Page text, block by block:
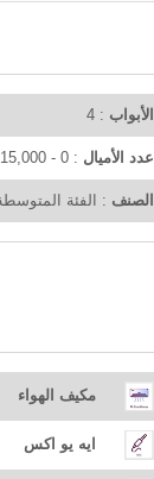
الأبواب : 4
عدد الأميال : 0 - 15,000 KM
الصنف : الفئة
مكيف الهواء
ايه يو اكس